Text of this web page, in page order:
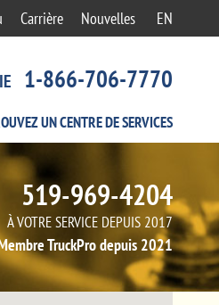
Carrière Nouvelles EN
1-866-706-7770
UN CENTREDE SERVICES
519-969-4204
À VOTRE SERVICE DEPUIS 2017
TruckPro depuis 2021